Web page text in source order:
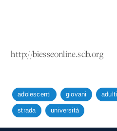
http://biesseonline.sdb.org
adolescenti giovani adulti
strada università